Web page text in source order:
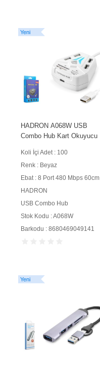
Yeni
HADRON A068W USB
Combo Hub Kart Okuyucu 8
Koli İçi Adet : 100
Renk : Beyaz
Ebat : 8 Port 480 Mbps 60cm
HADRON
USB Combo Hub
Stok Kodu : A068W
Barkodu : 8680469049141
Yeni